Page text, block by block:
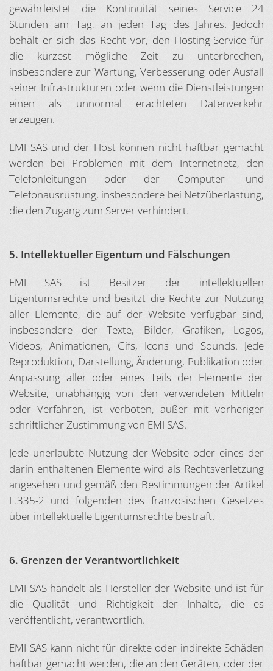
gewährleistet die Kontinuität seines Service 24
Stunden am Tag, an jeden Tag des Jahres. Jedoch
behält er sich das Recht vor, den Hosting-Service für
die kürzest mögliche Zeit zu unterbrechen,
insbesondere zur Wartung, Verbesserung oder Ausfall
seiner Infrastrukturen oder wenn die Dienstleistungen
einen als unnormal erachteten Datenverkehr
erzeugen.
EMI SAS und der Host können nicht haftbar gemacht
werden bei Problemen mit dem Internetnetz, den
Telefonleitungen oder der Computer- und
Telefonausrüstung, insbesondere bei Netzüberlastung,
die den Zugang zum Server verhindert.
5. Intellektueller Eigentum und Fälschungen
EMI SAS ist Besitzer der intellektuellen
Eigentumsrechte und besitzt die Rechte zur Nutzung
aller Elemente, die auf der Website verfügbar sind,
insbesondere der Texte, Bilder, Grafiken, Logos,
Videos, Animationen, Gifs, Icons und Sounds. Jede
Reproduktion, Darstellung, Änderung, Publikation oder
Anpassung aller oder eines Teils der Elemente der
Website, unabhängig von den verwendeten Mitteln
oder Verfahren, ist verboten, außer mit vorheriger
schriftlicher Zustimmung von EMI SAS.
Jede unerlaubte Nutzung der Website oder eines der
darin enthaltenen Elemente wird als Rechtsverletzung
angesehen und gemäß den Bestimmungen der Artikel
L.335-2 und folgenden des französischen Gesetzes
über intellektuelle Eigentumsrechte bestraft.
6. Grenzen der Verantwortlichkeit
EMI SAS handelt als Hersteller der Website und ist für
die Qualität und Richtigkeit der Inhalte, die es
veröffentlicht, verantwortlich.
EMI SAS kann nicht für direkte oder indirekte Schäden
haftbar gemacht werden, die an den Geräten, oder der